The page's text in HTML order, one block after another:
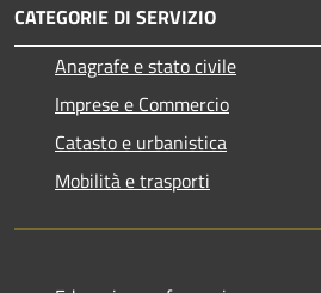
CATEGORIE DI SERVIZIO
Anagrafe e stato civile
Imprese e Commercio
Catasto e urbanistica
Mobilità e trasporti